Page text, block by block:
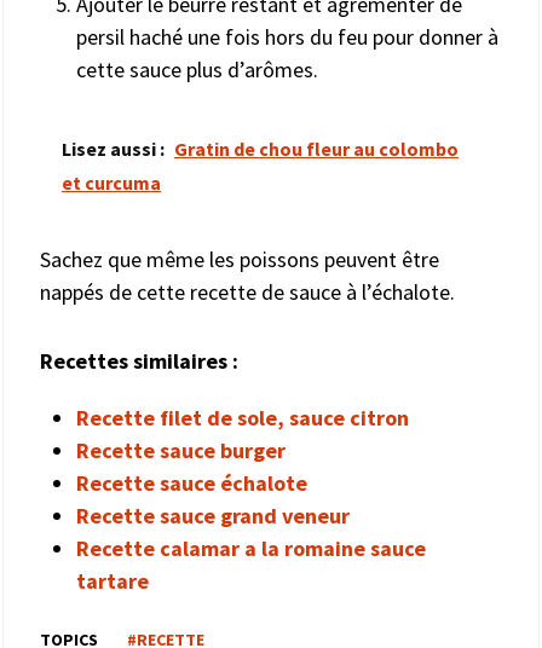
persil haché une fois hors du feu pour donner à
cette sauce plus d’arômes.
Lisez aussi : Gratin de chou fleur au colombo
et curcuma
Sachez que même les poissons peuvent être
nappés de cette recette de sauce à l’échalote.
Recettes similaires :
Recette filet de sole, sauce citron
Recette sauce burger
Recette sauce échalote
Recette sauce grand veneur
Recette calamar a la romaine sauce
tartare
TOPICS #RECETTE